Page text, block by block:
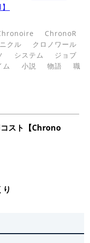
ChronoR
クル
クロノワール
システム
ジョブ
ム
小説 物語 職
スト【Chrono